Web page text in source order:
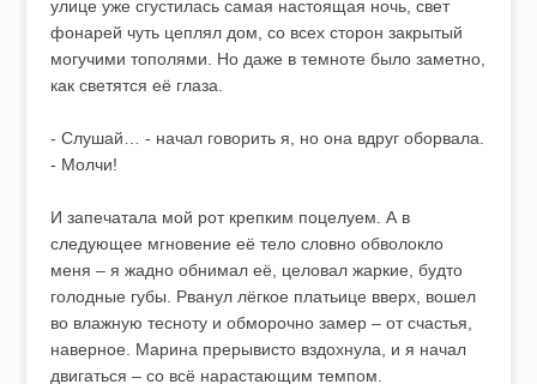
улице уже сгустилась самая настоящая ночь, свет
фонарей чуть цеплял дом, со всех сторон закрытый
могучими тополями. Но даже в темноте было заметно,
как светятся её глаза.
- Слушай… - начал говорить я, но она вдруг оборвала.
- Молчи!
И запечатала мой рот крепким поцелуем. А в
следующее мгновение её тело словно обволокло
меня – я жадно обнимал её, целовал жаркие, будто
голодные губы. Рванул лёгкое платьице вверх, вошел
во влажную тесноту и обморочно замер – от счастья,
наверное. Марина прерывисто вздохнула, и я начал
двигаться – со всё нарастающим темпом.